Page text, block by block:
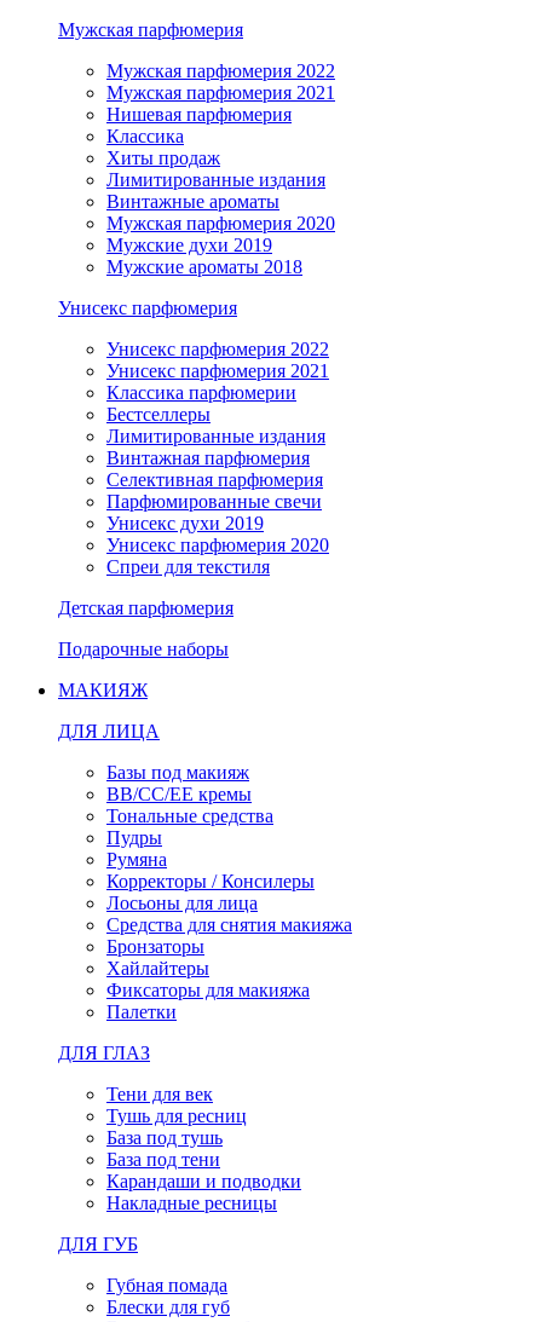
Мужская парфюмерия
Мужская парфюмерия 2022
Мужская парфюмерия 2021
Нишевая парфюмерия
Классика
Хиты продаж
Лимитированные издания
Винтажные ароматы
Мужская парфюмерия 2020
Мужские духи 2019
Мужские ароматы 2018
Унисекс парфюмерия
Унисекс парфюмерия 2022
Унисекс парфюмерия 2021
Классика парфюмерии
Бестселлеры
Лимитированные издания
Винтажная парфюмерия
Селективная парфюмерия
Парфюмированные свечи
Унисекс духи 2019
Унисекс парфюмерия 2020
Спреи для текстиля
Детская парфюмерия
Подарочные наборы
МАКИЯЖ
ДЛЯ ЛИЦА
Базы под макияж
BB/CC/EE кремы
Тональные средства
Пудры
Румяна
Корректоры / Консилеры
Лосьоны для лица
Средства для снятия макияжа
Бронзаторы
Хайлайтеры
Фиксаторы для макияжа
Палетки
ДЛЯ ГЛАЗ
Тени для век
Тушь для ресниц
База под тушь
База под тени
Карандаши и подводки
Накладные ресницы
ДЛЯ ГУБ
Губная помада
Блески для губ